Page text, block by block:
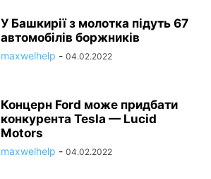
У Башкирії з молотка підуть 67
автомобілів боржників
maxwelhelp - 04.02.2022
Концерн Ford може придбати
конкурента Tesla — Lucid
Motors
maxwelhelp - 04.02.2022